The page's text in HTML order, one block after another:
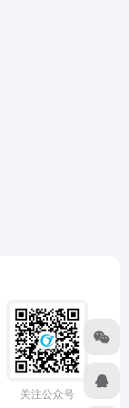
关注公众号